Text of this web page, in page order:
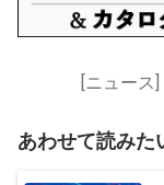
あわせて読みた